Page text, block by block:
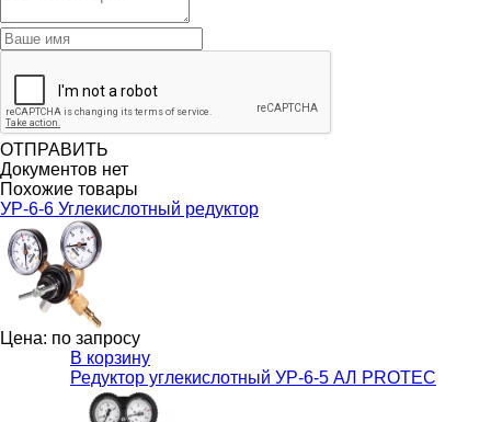
ОТПРАВИТЬ
Документов нет
Похожие товары
УР-6-6 Углекислотный редуктор
Цена: по запросу
В корзину
Редуктор углекислотный УР-6-5 АЛ PROTEC